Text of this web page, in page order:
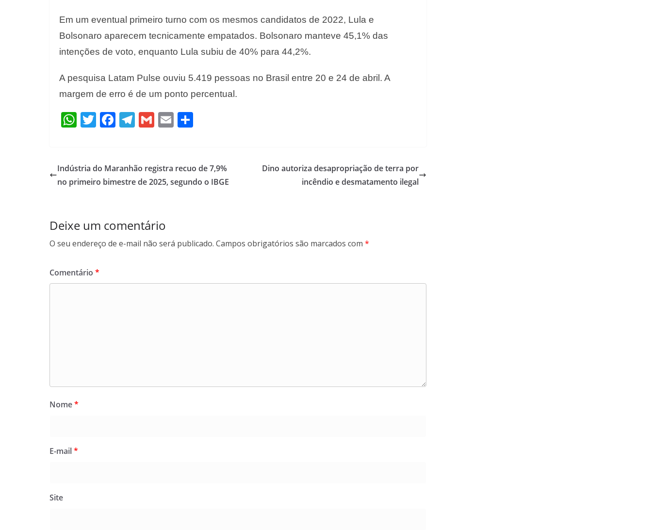
Em um eventual primeiro turno com os mesmos candidatos de 2022, Lula e
Bolsonaro aparecem tecnicamente empatados. Bolsonaro manteve 45,1% das
intenções de voto, enquanto Lula subiu de 40% para 44,2%.
A pesquisa Latam Pulse ouviu 5.419 pessoas no Brasil entre 20 e 24 de abril. A
margem de erro é de um ponto percentual.
W
s
A
T
er
F
b
o
T
gr
a
G
l
E
l e
Indústria do Maranhão registra recuo de 7,9%
no primeiro bimestre de 2025, segundo o IBGE
Dino autoriza desapropriação de terra por
incêndio e desmatamento ilegal
Deixe um comentário
O seu endereço de e-mail não será publicado. Campos obrigatórios são marcados com *
Comentário *
Nome*
E-mail*
Site